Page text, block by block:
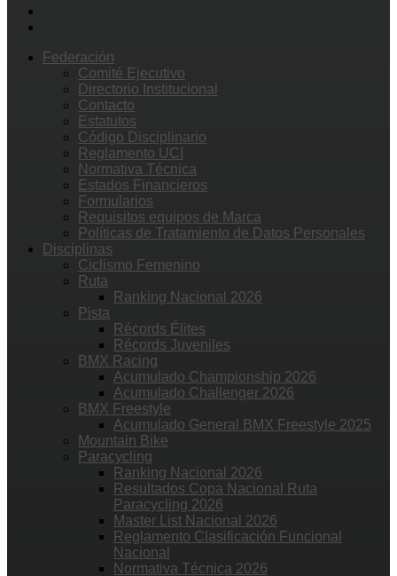
Federación
Comité Ejecutivo
Directorio Institucional
Contacto
Estatutos
Código Disciplinario
Reglamento UCI
Normativa Técnica
Estados Financieros
Formularios
Requisitos equipos de Marca
Políticas de Tratamiento de Datos Personales
Disciplinas
Ciclismo Femenino
Ruta
Ranking Nacional 2026
Pista
Récords Élites
Récords Juveniles
BMX Racing
Acumulado Championship 2026
Acumulado Challenger 2026
BMX Freestyle
Acumulado General BMX Freestyle 2025
Mountain Bike
Paracycling
Ranking Nacional 2026
Resultados Copa Nacional Ruta
Paracycling 2026
Master List Nacional 2026
Reglamento Clasificación Funcional
Nacional
Normativa Técnica 2026